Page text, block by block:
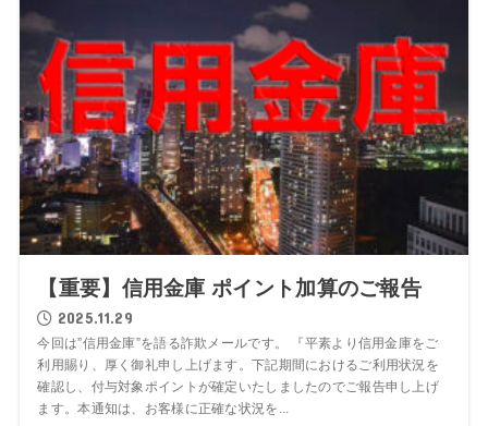
【重要】信用金庫 ポイント加算のご報告
2025.11.29
今回は”信用金庫”を語る詐欺メールです。 『平素より信用金庫をご
利用賜り、厚く御礼申し上げます。下記期間におけるご利用状況を
確認し、付与対象ポイントが確定いたしましたのでご報告申し上げ
ます。本通知は、お客様に正確な状況を...